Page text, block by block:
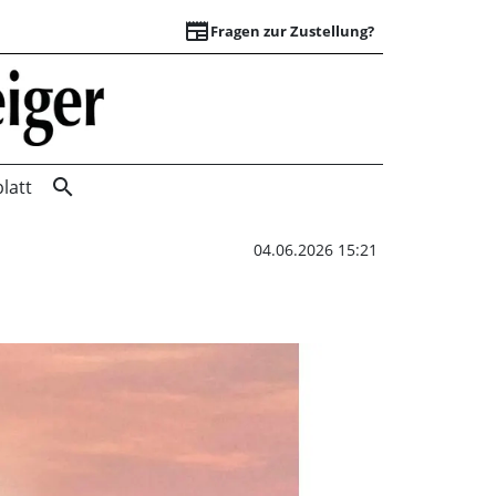
newspaperFragen zur Zustellung?
A2:
search
04.06.2026 15:21